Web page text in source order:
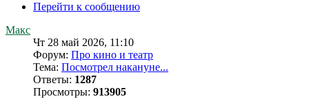
Перейти к сообщению
Макс
Чт 28 май 2026, 11:10
Форум: Про кино и театр
Тема: Посмотрел накануне...
Ответы: 1287
Просмотры: 913905